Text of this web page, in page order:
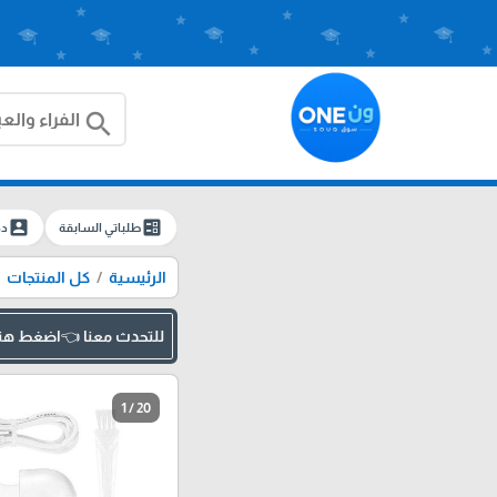
search
ballotطلباتي السابقة account_box
الرئيسية كل المنتجات
للتحدث معنا 👈اضغط
1 / 20